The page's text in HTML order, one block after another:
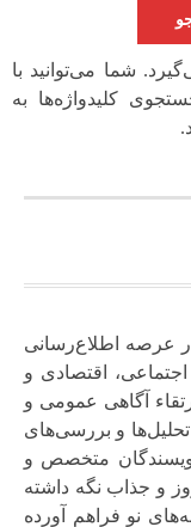
شما می‌توانید با
کلیدواژه‌ها به
عرصه اطلاع‌رسانی
اقتصادی و
آگاهی عمومی و
تحلیل‌ها و بررسی‌های
متخصص و
و جذاب نگه‌ داشته
نو فراهم آورده